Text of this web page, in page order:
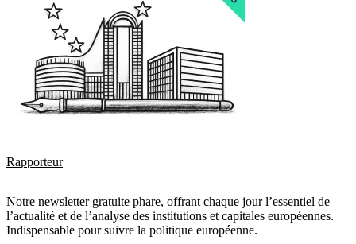
Rapporteur
Notre newsletter gratuite phare, offrant chaque jour l’essentiel de
l’actualité et de l’analyse des institutions et capitales européennes.
Indispensable pour suivre la politique européenne.